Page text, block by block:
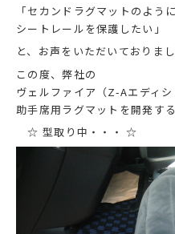
「セカンドラグマットのように
シートレールを保護したい」
と、お声をいただいておりま
この度、弊社の
ヴェルファイア（Z-Aエディ
助手席用ラグマットを開発す
☆ 型取り中・・・ ☆